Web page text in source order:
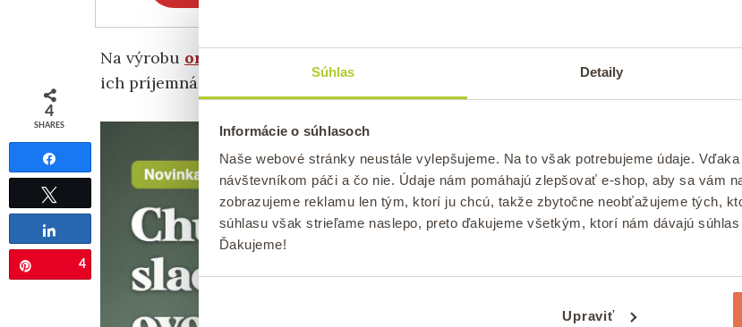
Súhlas Detaily
Informácie o súhlasoch
Naše webové stránky neustále vylepšujeme. Na to však potrebujeme údaje.
návštevníkom páči a čo nie. Údaje nám pomáhajú zlepšovať e-shop, aby sa vám
zobrazujeme reklamu len tým, ktorí ju chcú, takže zbytočne neobťažujeme tých,
súhlasu však strieľame naslepo, preto ďakujeme všetkým, ktorí nám dávajú
Ďakujeme!
Upraviť
Na výrobu orechového masla
ich príjemná aróma. Potom sa opražené orechy rozomelú na jemnú kašu.
4
SHARES
4